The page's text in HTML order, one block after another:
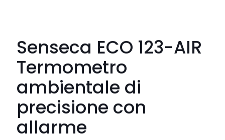
Senseca ECO 123-AIR
Termometro
ambientale di
precisione con
allarme